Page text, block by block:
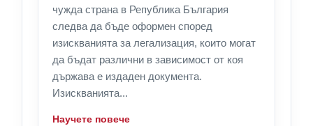
чужда страна в Република България
следва да бъде оформен според
изискванията за легализация, които могат
да бъдат различни в зависимост от коя
държава е издаден документа.
Изискванията...
Научете повече